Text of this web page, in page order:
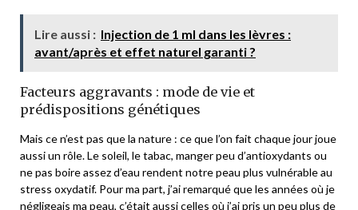
Lire aussi : Injection de 1 ml dans les lèvres :
avant/après et effet naturel garanti ?
Facteurs aggravants : mode de vie et
prédispositions génétiques
Mais ce n’est pas que la nature : ce que l’on fait chaque jour joue
aussi un rôle. Le soleil, le tabac, manger peu d’antioxydants ou
ne pas boire assez d’eau rendent notre peau plus vulnérable au
stress oxydatif. Pour ma part, j’ai remarqué que les années où je
négligeais ma peau, c’était aussi celles où j’ai pris un peu plus de